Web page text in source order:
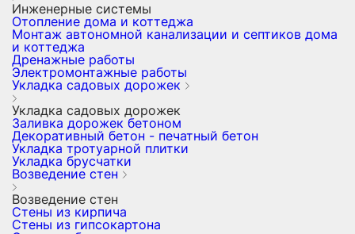
Инженерные системы
Отопление дома и коттеджа
Монтаж автономной канализации и септиков дома
и коттеджа
Дренажные работы
Электромонтажные работы
Укладка садовых дорожек
Укладка садовых дорожек
Заливка дорожек бетоном
Декоративный бетон - печатный бетон
Укладка тротуарной плитки
Укладка брусчатки
Возведение стен
Возведение стен
Стены из кирпича
Стены из гипсокартона